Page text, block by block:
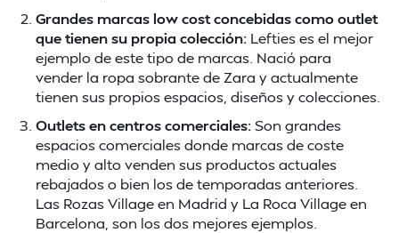
Grandes marcas low cost concebidas como outlet
que tienen su propia colección: Lefties es el mejor
ejemplo de este tipo de marcas. Nació para
vender la ropa sobrante de Zara y actualmente
tienen sus propios espacios, diseños y colecciones.
Outlets en centros comerciales:Son grandes
espacios comerciales donde marcas de coste
medio y alto venden sus productos actuales
rebajados o bien los de temporadas anteriores.
Las Rozas Village en Madrid y La Roca Village en
Barcelona, son los dos mejores ejemplos.